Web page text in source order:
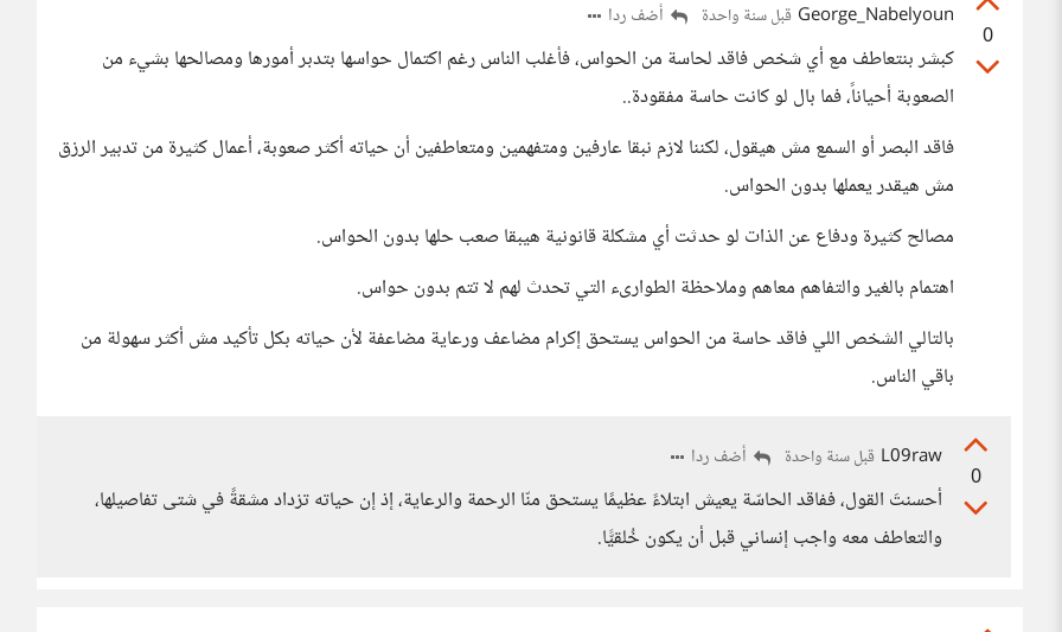
0
George_Nabelyoun قبل سنة واحدة أضف ردا
كبشر بنتعاطف مع أي شخص فاقد لحاسة من الحواس، فأغلب الناس رغم اكتمال حواسها بتدبر أمورها ومصالحها بشيء من
الصعوبة أحياناً، فما بال لو كانت حاسة مفقودة..
فاقد البصر أو السمع مش هيقول، لكننا لازم نبقا عارفين ومتفهمين ومتعاطفين أن حياته أكثر صعوبة، أعمال كثيرة من تدبير الرزق
مش هيقدر يعملها بدون الحواس.
مصالح كثيرة ودفاع عن الذات لو حدثت أي مشكلة قانونية هيبقا صعب حلها بدون الحواس.
اهتمام بالغير والتفاهم معاهم وملاحظة الطوارىء التي تحدث لهم لا تتم بدون حواس.
بالتالي الشخص اللي فاقد حاسة من الحواس يستحق إكرام مضاعف ورعاية مضاعفة لأن حياته بكل تأكيد مش أكثر سهولة من
باقي الناس.
0
L09raw قبل سنة واحدة أضف ردا
أحسنتَ القول، ففاقد الحاسّة يعيش ابتلاءً عظيمًا يستحق منّا الرحمة والرعاية، إذ إن حياته تزداد مشقةً في شتى تفاصيلها،
والتعاطف معه واجب إنساني قبل أن يكون خُلقيًّا.